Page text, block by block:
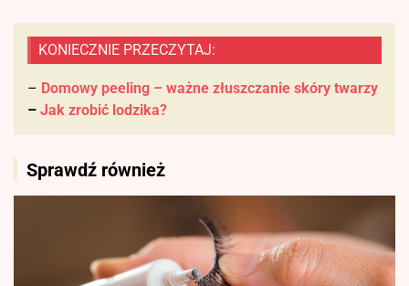
KONIECZNIE PRZECZYTAJ:
– Domowy peeling – ważne złuszczanie skóry twarzy
– Jak zrobić lodzika?
Sprawdź również